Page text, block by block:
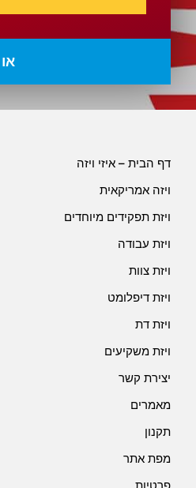
או
דף הבית – איזי ויזה
ויזה אמריקאית
ויזת תפקידים מיוחדים
ויזת עבודה
ויזת צוות
ויזת דיפלומט
ויזת דת
ויזת משקיעים
יצירת קשר
מאמרים
תקנון
מפת אתר